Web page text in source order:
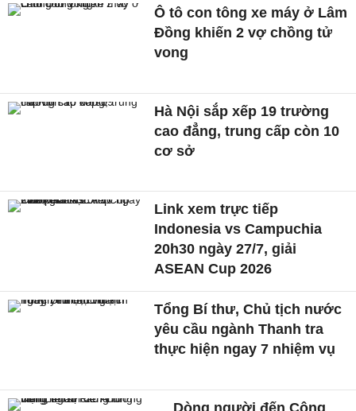
Ô tô con tông xe máy ở Lâm
Đồng khiến 2 vợ chồng tử
vong
Hà Nội sắp xếp 19 trường
cao đẳng, trung cấp còn 10
cơ sở
Link xem trực tiếp
Indonesia vs Campuchia
20h30 ngày 27/7, giải
ASEAN Cup 2026
Tổng Bí thư, Chủ tịch nước
yêu cầu ngành Thanh tra
thực hiện ngay 7 nhiệm vụ
Dòng người đến Công